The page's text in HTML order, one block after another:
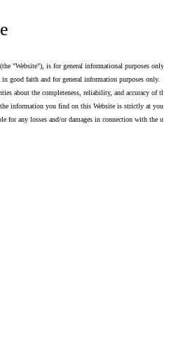
"Website"), is for general informational purposes only.
good faith and for general information purposes only.
about the completeness, reliability, and accuracy of this
information you find on this Website is strictly at your
any losses and/or damages in connection with the use